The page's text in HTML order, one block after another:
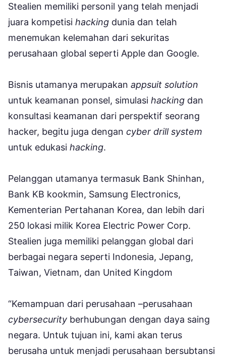
Stealien memiliki personil yang telah menjadi
juara kompetisi hacking dunia dan telah
menemukan kelemahan dari sekuritas
perusahaan global seperti Apple dan Google.
Bisnis utamanya merupakan appsuit solution
untuk keamanan ponsel, simulasi hacking dan
konsultasi keamanan dari perspektif seorang
hacker, begitu juga dengan cyber drill system
untuk edukasi hacking.
Pelanggan utamanya termasuk Bank Shinhan,
Bank KB kookmin, Samsung Electronics,
Kementerian Pertahanan Korea, dan lebih dari
250 lokasi milik Korea Electric Power Corp.
Stealien juga memiliki pelanggan global dari
berbagai negara seperti Indonesia, Jepang,
Taiwan, Vietnam, dan United Kingdom
“Kemampuan dari perusahaan –perusahaan
cybersecurity berhubungan dengan daya saing
negara. Untuk tujuan ini, kami akan terus
berusaha untuk menjadi perusahaan bersubtansi